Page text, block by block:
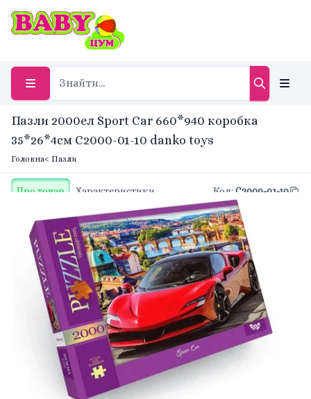
Пазли 2000ел Sport Car 660*940 коробка
35*26*4см C2000-01-10 danko toys
Головна< Пазли
Про товар Характеристики Код: C2000-01-10